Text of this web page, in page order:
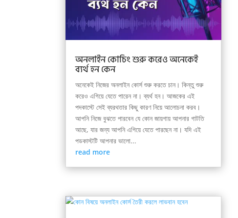
অনলাইন কোচিং শুরু করেও অনেকেই
ব্যর্থ হন কেন
অনেকেই নিজের অনলাইন কোর্স শুরু করতে চান। কিন্তু শুরু
করেও এগিয়ে যেতে পারেন না। ব্যর্থ হন। আজকের এই
পদকাস্টে সেই ব্যরথতার কিছু কারণ নিয়ে আলোচনা করব।
আপনি নিজে বুঝতে পারবেন যে কোন জায়গায় আপনার গাটতি
আছে, যার জন্য আপনি এগিয়ে যেতে পারছেন না। যদি এই
পডকাস্টটি আপনার ভালো...
read more